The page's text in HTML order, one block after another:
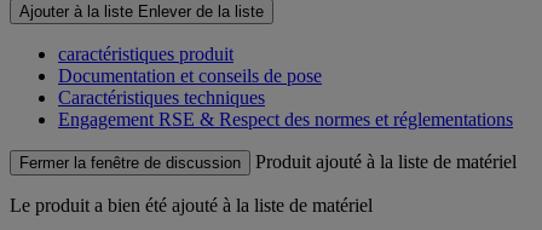
Ajouter à la liste Enlever de la liste
caractéristiques produit
Documentation et conseils de pose
Caractéristiques techniques
Engagement RSE & Respect des normes et réglementations
Fermer la fenêtre de discussion Produit ajouté à la liste de matériel
Le produit a bien été ajouté à la liste de matériel